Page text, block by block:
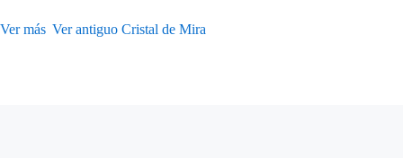
Ver más Ver antiguo Cristal de Mira